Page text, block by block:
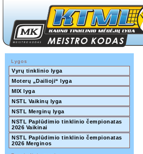
Lygos
Vyrų tinklinio lyga
Moterų „Dailioji“ lyga
MIX lyga
NSTL Vaikinų lyga
NSTL Merginų lyga
NSTL Paplūdimio tinklinio čempionatas
2026 Vaikinai
NSTL Paplūdimio tinklinio čempionatas
2026 Merginos